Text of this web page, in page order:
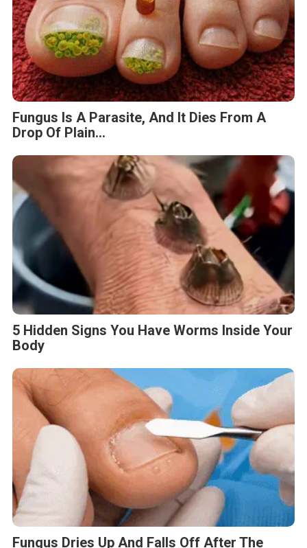
Fungus Is A Parasite, And It Dies From A
Drop Of Plain...
5 Hidden Signs You Have Worms Inside Your
Body
Fungus Dries Up And Falls Off After The